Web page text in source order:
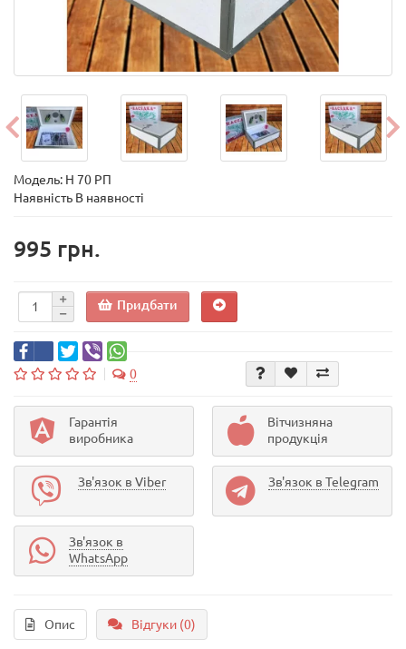
Модель: Н 70 РП
Наявність В наявності
995 грн.
Придбати
0
Гарантія
виробника
Вітчизняна
продукція
Зв'язок в Viber Зв'язок в Telegram
Зв'язок в
WhatsApp
Опис Відгуки (0)